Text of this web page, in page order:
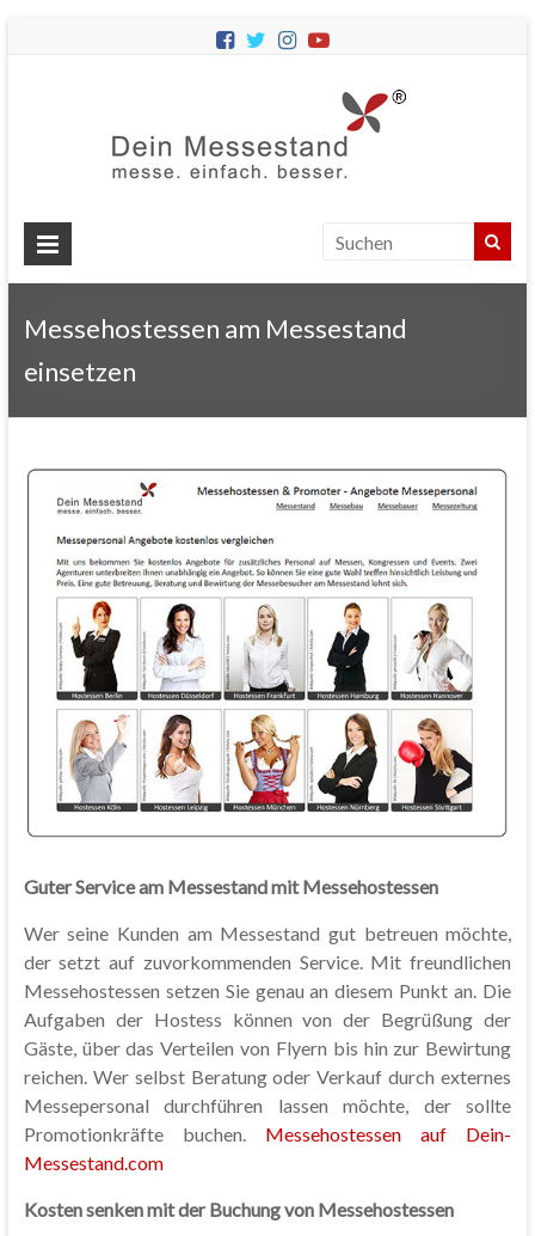
Messestände
für
Messehostessen am Messestand
einsetzen
Guter Service am Messestand mit Messehostessen
Wer seine Kunden am Messestand gut betreuen möchte,
der setzt auf zuvorkommenden Service. Mit freundlichen
Messehostessen setzen Sie genau an diesem Punkt an. Die
Aufgaben der Hostess können von der Begrüßung der
Gäste, über das Verteilen von Flyern bis hin zur Bewirtung
reichen. Wer selbst Beratung oder Verkauf durch externes
Messepersonal durchführen lassen möchte, der sollte
Promotionkräfte buchen. Messehostessen auf Dein-
Messestand.com
Kosten senken mit der Buchung von Messehostessen